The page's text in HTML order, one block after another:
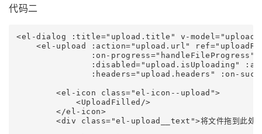
代码二
<el-dialog :title="upload.title" v-
<el-upload :action="upload.url"
               :on-progress="handleFileProgress"
:disabled="upload.isUploading"
:headers="upload.headers" :on-
        <el-icon class="el-icon--upload">
            <UploadFilled/>
        </el-icon>
<div class="el-upload__text">将文件拖到此处